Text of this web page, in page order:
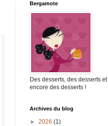
Bergamote
Des desserts, des desserts et
encore des desserts !
Archives du blog
► 2026 (1)